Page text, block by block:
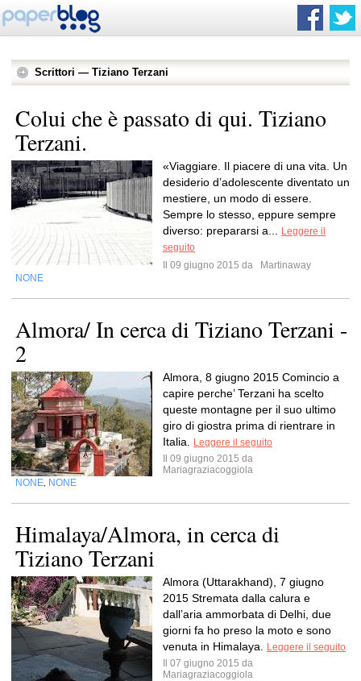
Scrittori — Tiziano Terzani
Colui che è passato di qui. Tiziano
Terzani.
«Viaggiare. Il piacere di una vita. Un
desiderio d’adolescente diventato un
mestiere, un modo di essere.
Sempre lo stesso, eppure sempre
diverso: prepararsi a...
Leggere il
seguito
Il 09 giugno 2015 da
Martinaway
NONE
Almora/ In cerca di Tiziano Terzani -
2
Almora, 8 giugno 2015 Comincio a
capire perche’ Terzani ha scelto
queste montagne per il suo ultimo
giro di giostra prima di rientrare in
Italia.
Leggere il seguito
Il 09 giugno 2015 da
Mariagraziacoggiola
NONE NONE
Himalaya/Almora, in cerca di
Tiziano Terzani
Almora (Uttarakhand), 7 giugno
2015 Stremata dalla calura e
dall’aria ammorbata di Delhi, due
giorni fa ho preso la moto e sono
venuta in Himalaya.
Leggere il seguito
Il 07 giugno 2015 da
Mariagraziacoggiola